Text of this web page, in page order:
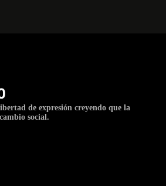
de expresión creyendo que la
social.